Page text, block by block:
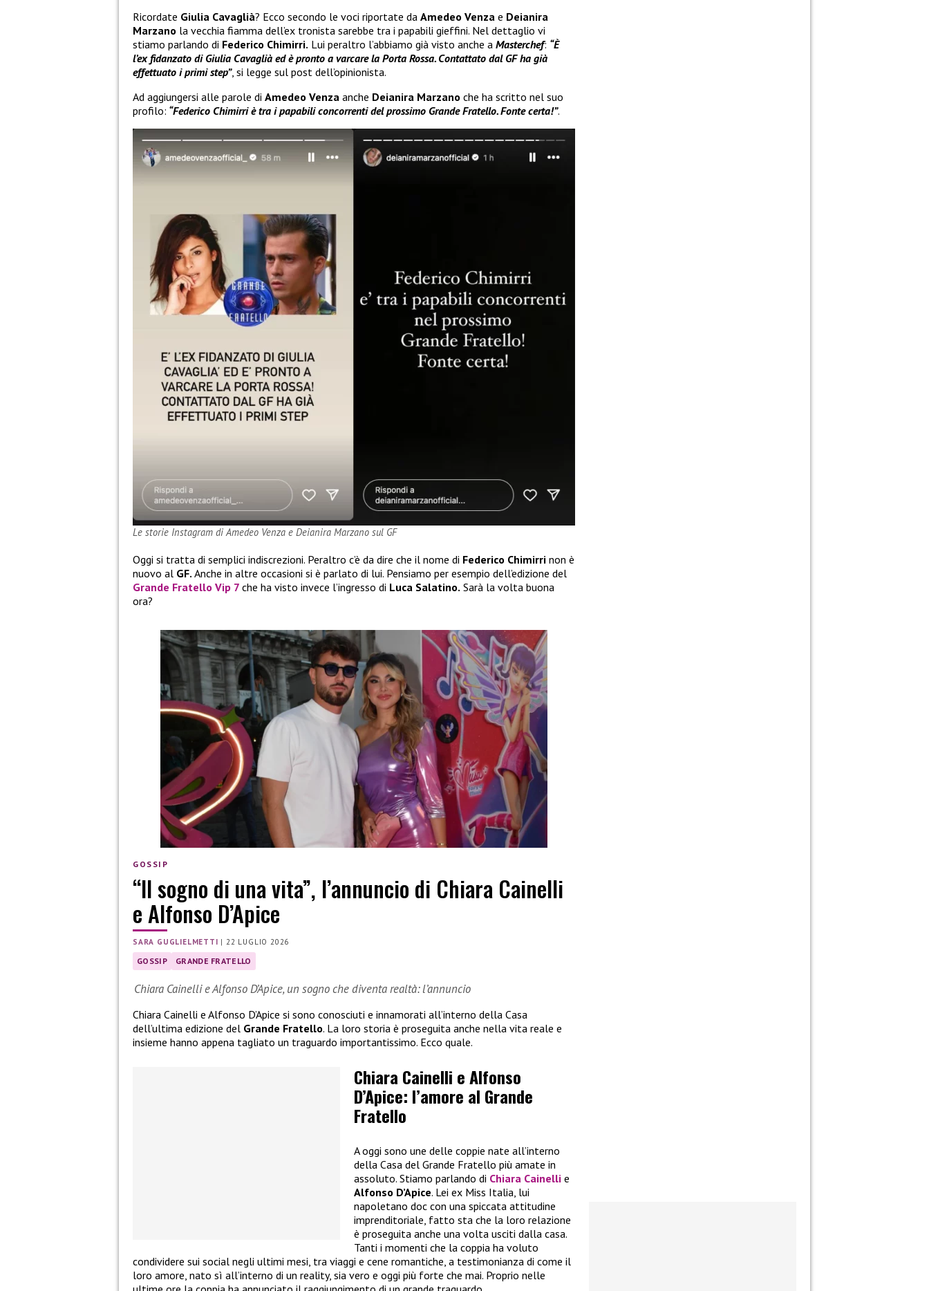
Ricordate Giulia Cavaglià? Ecco secondo le voci riportate da Amedeo Venza e Deianira
Marzano la vecchia fiamma dell’ex tronista sarebbe tra i papabili gieffini. Nel dettaglio vi
stiamo parlando di Federico Chimirri. Lui peraltro l’abbiamo già visto anche a Masterchef: “È
l’ex fidanzato di Giulia Cavaglià ed è pronto a varcare la Porta Rossa. Contattato dal GF ha già
effettuato i primi step”, si legge sul post dell’opinionista.
Ad aggiungersi alle parole di Amedeo Venza anche Deianira Marzano che ha scritto nel suo
profilo: “Federico Chimirri è tra i papabili concorrenti del prossimo Grande Fratello. Fonte certa!”.
Le storie Instagram di Amedeo Venza e Deianira Marzano sul GF
Oggi si tratta di semplici indiscrezioni. Peraltro c’è da dire che il nome di Federico Chimirri non è
nuovo al GF. Anche in altre occasioni si è parlato di lui. Pensiamo per esempio dell’edizione del
Grande Fratello Vip 7 che ha visto invece l’ingresso di Luca Salatino. Sarà la volta buona
ora?
GOSSIP
“Il sogno di una vita”, l’annuncio di Chiara Cainelli
e Alfonso D’Apice
SARA GUGLIELMETTI |22 LUGLIO 2026
GOSSIP GRANDE FRATELLO
Chiara Cainelli e Alfonso D’Apice, un sogno che diventa realtà: l’annuncio
Chiara Cainelli e Alfonso D’Apice si sono conosciuti e innamorati all’interno della Casa
dell’ultima edizione del Grande Fratello. La loro storia è proseguita anche nella vita reale e
insieme hanno appena tagliato un traguardo importantissimo. Ecco quale.
Chiara Cainelli e Alfonso
D’Apice: l’amore al Grande
Fratello
A oggi sono une delle coppie nate all’interno
della Casa del Grande Fratello più amate in
assoluto. Stiamo parlando di Chiara Cainelli e
Alfonso D’Apice. Lei ex Miss Italia, lui
napoletano doc con una spiccata attitudine
imprenditoriale, fatto sta che la loro relazione
è proseguita anche una volta usciti dalla casa.
Tanti i momenti che la coppia ha voluto
condividere sui social negli ultimi mesi, tra viaggi e cene romantiche, a testimonianza di come il
loro amore, nato sì all’interno di un reality, sia vero e oggi più forte che mai. Proprio nelle